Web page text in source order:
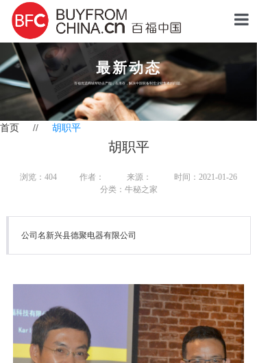
首页
我要分销
产品中心
牛秘学院
联系我们
百福优选商城帮助去产能，去库存，解决中国装备制造业销售难的问题。
最新动态
首页 // 胡职平
胡职平
浏览： 404 作者： 来源：
时间：2021-01-26
分类：牛秘之家
公司名新兴县德聚电器有限公司